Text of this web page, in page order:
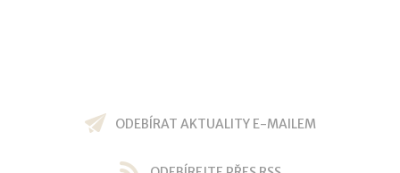
ODEBÍRAT AKTUALITY E-MAILEM